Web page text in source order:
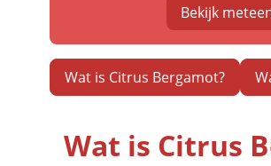
Bekijk
Wat is Citrus Bergamot?
Wat is Citrus